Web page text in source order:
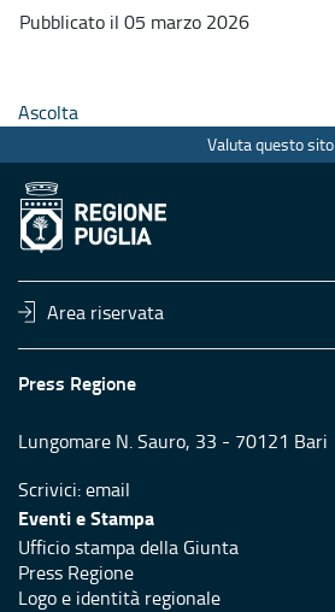
Pubblicato il 05 marzo 2026
Ascolta
Valuta questo sito
Area riservata
Press Regione
Lungomare N. Sauro, 33 - 70121 Bari
Scrivici:email
Eventi e Stampa
Ufficio stampa della Giunta
Press Regione
Logo e identità regionale